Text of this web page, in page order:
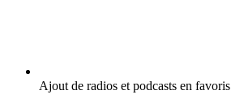
Ajout de radios et podcasts en favoris